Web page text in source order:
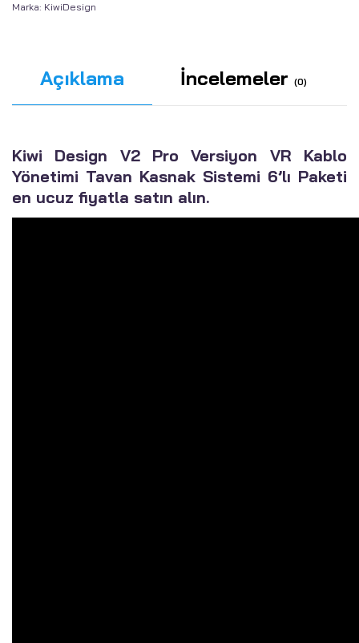
Marka: KiwiDesign
Açıklama İncelemeler (0)
Kiwi Design V2 Pro Versiyon VR Kablo
Yönetimi Tavan Kasnak Sistemi 6’lı Paketi
en ucuz fiyatla satın alın.